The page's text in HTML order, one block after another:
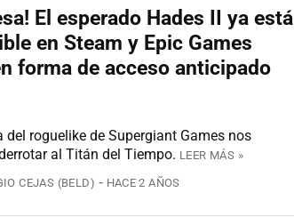
El esperado Hades II ya está
en Steam y Epic Games
forma de acceso anticipado
del roguelike de Supergiant Games nos
al Titán del Tiempo. LEER MÁS »
CEJAS (BELD) HACE 2 AÑOS